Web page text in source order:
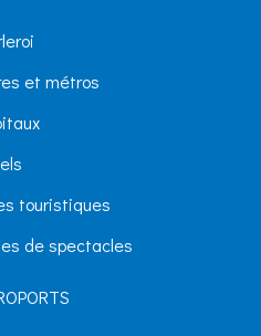
et métros
touristiques
de spectacles